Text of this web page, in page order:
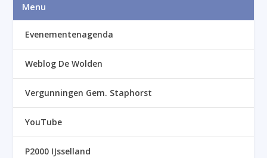
Menu
Evenementenagenda
Weblog De Wolden
Vergunningen Gem. Staphorst
YouTube
P2000 IJsselland